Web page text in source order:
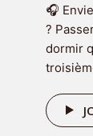
Au fil
votre
🎧
?
dormir